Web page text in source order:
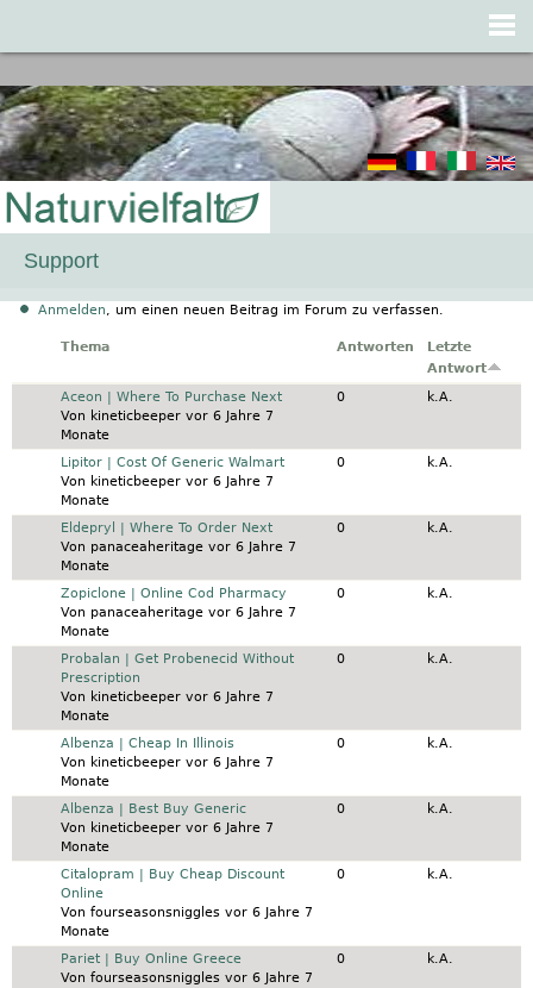
Support
Anmelden, um einen neuen Beitrag im Forum zu verfassen.
Thema Antworten
Letzte
Antwort
Normales Thema
Aceon | Where To Purchase Next
Von kineticbeepervor 6 Jahre 7
Monate
0 k.A.
Normales Thema
Lipitor | Cost Of Generic Walmart
Von kineticbeepervor 6 Jahre 7
Monate
0 k.A.
Normales Thema
Eldepryl | Where To Order Next
Von panaceaheritagevor 6 Jahre 7
Monate
0 k.A.
Normales Thema
Zopiclone | Online Cod Pharmacy
Von panaceaheritagevor 6 Jahre 7
Monate
0 k.A.
Normales Thema
Probalan | Get Probenecid Without
Prescription
Von kineticbeepervor 6 Jahre 7
Monate
0 k.A.
Normales Thema
Albenza | Cheap In Illinois
Von kineticbeepervor 6 Jahre 7
Monate
0 k.A.
Normales Thema
Albenza | Best Buy Generic
Von kineticbeepervor 6 Jahre 7
Monate
0 k.A.
Normales Thema
Citalopram | Buy Cheap Discount
Online
Von fourseasonsnigglesvor 6 Jahre 7
Monate
0 k.A.
Normales Thema
Pariet | Buy Online Greece
Von fourseasonsnigglesvor 6 Jahre 7
0 k.A.